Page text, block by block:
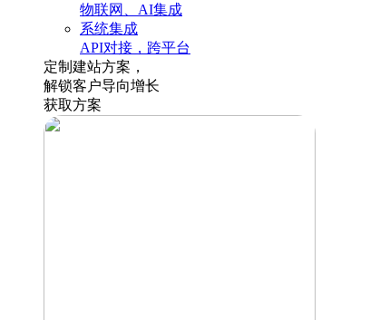
物联网、AI集成
系统集成
API对接，跨平台
定制建站方案，
解锁客户导向增长
获取方案